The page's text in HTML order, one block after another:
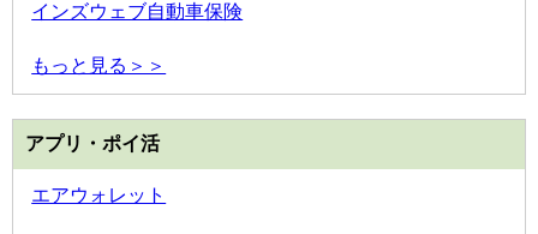
インズウェブ自動車保険
もっと見る＞＞
アプリ・ポイ活
エアウォレット